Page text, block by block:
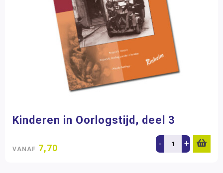
Kinderen in Oorlogstijd, deel 3
VANAF 7,70 - +